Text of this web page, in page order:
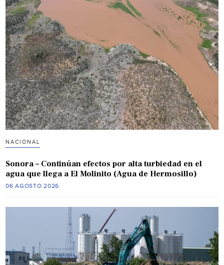
NACIONAL
Sonora – Continúan efectos por alta turbiedad en el
agua que llega a El Molinito (Agua de Hermosillo)
06 AGOSTO 2026